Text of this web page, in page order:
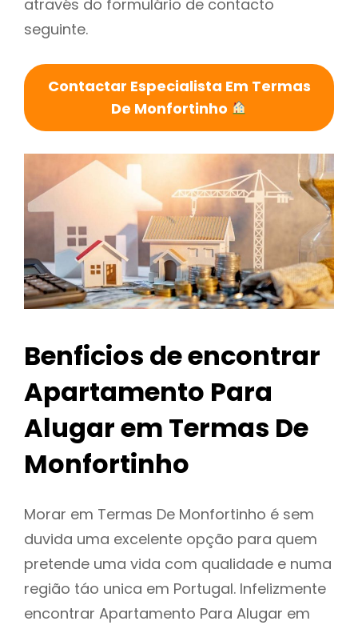
através do formulário de contacto
seguinte.
Contactar Especialista Em Termas
De Monfortinho
Benficios de encontrar
Apartamento Para
Alugar em Termas De
Monfortinho
Morar em Termas De Monfortinho é sem
duvida uma excelente opção para quem
pretende uma vida com qualidade e numa
região táo unica em Portugal. Infelizmente
encontrar Apartamento Para Alugar em